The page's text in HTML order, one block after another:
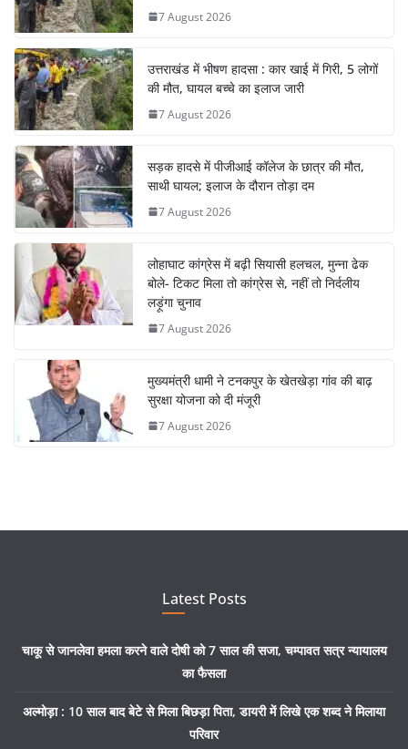
7 August 2026
उत्तराखंड में भीषण हादसा : कार खाई में गिरी, 5 लोगों
की मौत, घायल बच्चे का इलाज जारी
7 August 2026
सड़क हादसे में पीजीआई कॉलेज के छात्र की मौत,
साथी घायल; इलाज के दौरान तोड़ा दम
7 August 2026
लोहाघाट कांग्रेस में बढ़ी सियासी हलचल, मुन्ना ढेक
बोले- टिकट मिला तो कांग्रेस से, नहीं तो निर्दलीय
लड़ूंगा चुनाव
7 August 2026
मुख्यमंत्री धामी ने टनकपुर के खेतखेड़ा गांव की बाढ़
सुरक्षा योजना को दी मंजूरी
7 August 2026
Latest Posts
चाकू से जानलेवा हमला करने वाले दोषी को 7 साल की सजा, चम्पावत सत्र न्यायालय
का फैसला
अल्मोड़ा : 10 साल बाद बेटे से मिला बिछड़ा पिता, डायरी में लिखे एक शब्द ने मिलाया
परिवार